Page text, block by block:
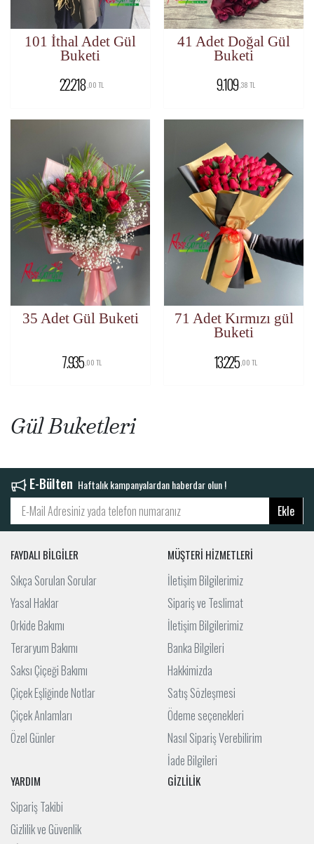
101 İthal Adet Gül
Buketi
22.218 ,00 TL
41 Adet Doğal Gül
Buketi
9.109,38 TL
35 Adet Gül Buketi
7.935 ,00 TL
71 Adet Kırmızı gül
Buketi
13.225,00 TL
Gül Buketleri
E-Bülten Haftalık kampanyalardan haberdar olun !
Ekle
FAYDALI BİLGİLER
Sıkça Sorulan Sorular
Yasal Haklar
Orkide Bakımı
Teraryum Bakımı
Saksı Çiçeği Bakımı
Çiçek Eşliğinde Notlar
Çiçek Anlamları
Özel Günler
MÜŞTERİ HİZMETLERİ
İletişim Bilgilerimiz
Sipariş ve Teslimat
İletişim Bilgilerimiz
Banka Bilgileri
Hakkimizda
Satış Sözleşmesi
Ödeme seçenekleri
Nasıl Sipariş Verebilirim
İade Bilgileri
YARDIM
Sipariş Takibi
Gizlilik ve Güvenlik
GİZLİLİK